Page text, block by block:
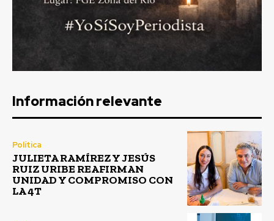
Información relevante
Política
JULIETA RAMÍREZ Y JESÚS
RUIZ URIBE REAFIRMAN
UNIDAD Y COMPROMISO CON
LA 4T